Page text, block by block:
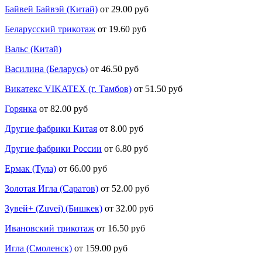
Байвей Байвэй (Китай) от 29.00 руб
Беларусский трикотаж от 19.60 руб
Вальс (Китай)
Василина (Беларусь) от 46.50 руб
Викатекс VIKATEX (г. Тамбов) от 51.50 руб
Горянка от 82.00 руб
Другие фабрики Китая от 8.00 руб
Другие фабрики России от 6.80 руб
Ермак (Тула) от 66.00 руб
Золотая Игла (Саратов) от 52.00 руб
Зувей+ (Zuvei) (Бишкек) от 32.00 руб
Ивановский трикотаж от 16.50 руб
Игла (Смоленск) от 159.00 руб